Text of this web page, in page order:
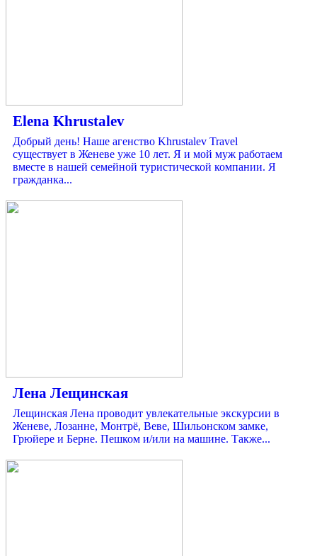
Elena Khrustalev
Добрый день! Наше агенство Khrustalev Travel
существует в Женеве уже 10 лет. Я и мой муж работаем
вместе в нашей семейной туристической компании. Я
гражданка...
Лена Лещинская
Лещинская Лена проводит увлекательные экскурсии в
Женеве, Лозанне, Монтрё, Веве, Шильонском замке,
Грюйере и Берне. Пешком и/или на машине. Также...